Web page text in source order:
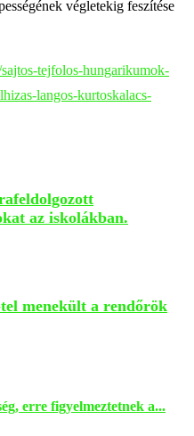
végletekig feszítése
tejfolos-hungarikumok-
langos-kurtoskalacs-
az iskolákban.
menekült a rendőrök
erre figyelmeztetnek a...